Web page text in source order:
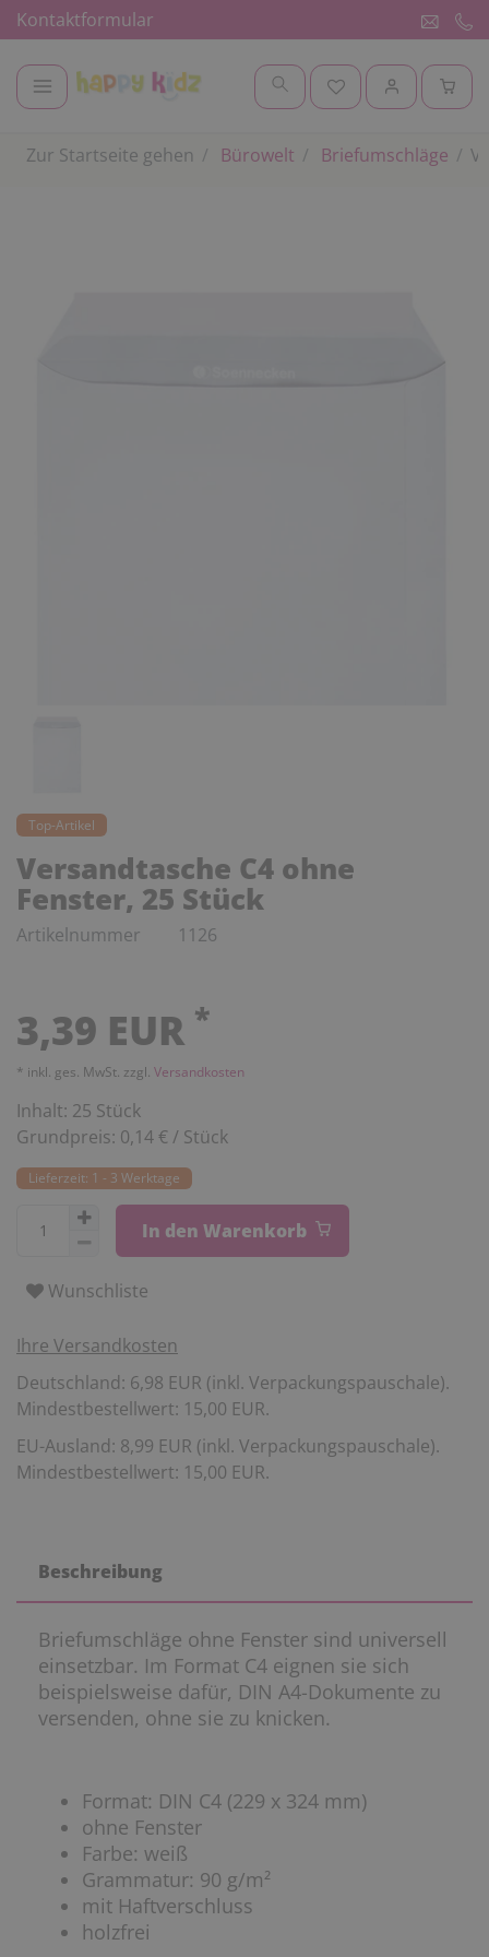
Kontaktformular
Zur Startseite gehen Bürowelt Briefumschläge
Top-Artikel
Versandtasche C4 ohne
Fenster, 25 Stück
Artikelnummer 1126
3,39 EUR *
* inkl. ges. MwSt. zzgl. Versandkosten
Inhalt: 25 Stück
Grundpreis: 0,14 € / Stück
Lieferzeit: 1 - 3 Werktage
In den Warenkorb
Wunschliste
Ihre Versandkosten
Deutschland: 6,98 EUR (inkl. Verpackungspauschale).
Mindestbestellwert: 15,00 EUR.
EU-Ausland: 8,99 EUR (inkl. Verpackungspauschale).
Mindestbestellwert: 15,00 EUR.
Beschreibung
Briefumschläge ohne Fenster sind universell
einsetzbar. Im Format C4 eignen sie sich
beispielsweise dafür, DIN A4-Dokumente zu
versenden, ohne sie zu knicken.
Format: DIN C4 (229 x 324 mm)
ohne Fenster
Farbe: weiß
Grammatur: 90 g/m²
mit Haftverschluss
holzfrei